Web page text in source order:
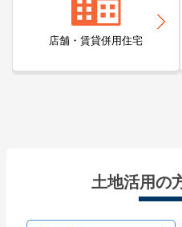
店舗・賃貸併用住宅
土地活用の